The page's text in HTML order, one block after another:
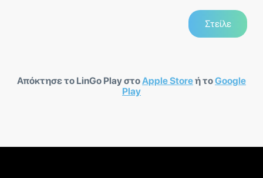
Απόκτησε το LinGo Play στοApple Storeή τοGoogle
Play